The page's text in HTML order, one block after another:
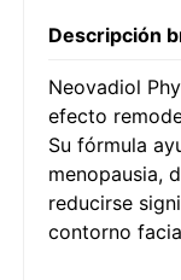
Descripción
Neovadiol
efecto
Su fórmula
menopausia,
reducirse
contorno